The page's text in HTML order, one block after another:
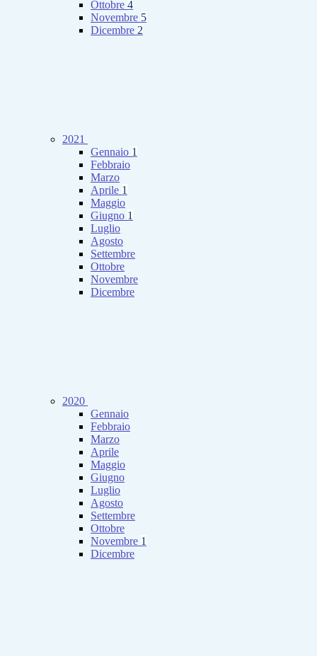
Ottobre 4
Novembre 5
Dicembre 2
2021
Gennaio 1
Febbraio
Marzo
Aprile 1
Maggio
Giugno 1
Luglio
Agosto
Settembre
Ottobre
Novembre
Dicembre
2020
Gennaio
Febbraio
Marzo
Aprile
Maggio
Giugno
Luglio
Agosto
Settembre
Ottobre
Novembre 1
Dicembre